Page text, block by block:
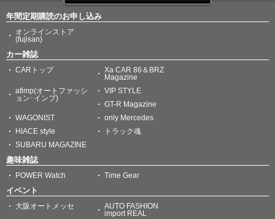
年間定期購読のお申し込み
オンラインストア
(fujisan)
カー雑誌
CARトップ
Xa CAR 86＆BRZ
Magazine
afimp(オートファッシ
ョン･インプ)
VIP STYLE
GT-R Magazine
WAGONIST
only Mercedes
HIACE style
トラック魂
SUBARU MAGAZINE
趣味雑誌
POWER Watch Time Gear
イベント
大阪オートメッセ
AUTO FASHION
import REAL